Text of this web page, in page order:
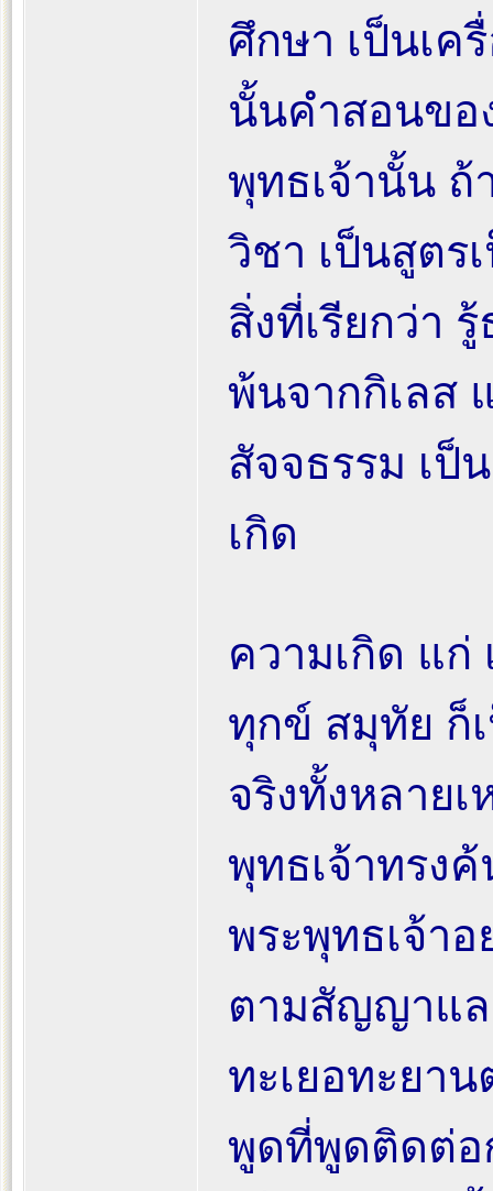
ศึกษา เป็นเค
นั้นคำสอนขอ
พุทธเจ้านั้น ถ้
วิชา เป็นสูตร
สิ่งที่เรียกว่า
พ้นจากกิเลส
สัจจธรรม เป็
เกิด
ความเกิด แก่
ทุกข์ สมุทัย ก็
จริงทั้งหลาย
พุทธเจ้าทรง
พระพุทธเจ้าอ
ตามสัญญาแล
ทะเยอทะยา
พูดที่พูดติดต่อ